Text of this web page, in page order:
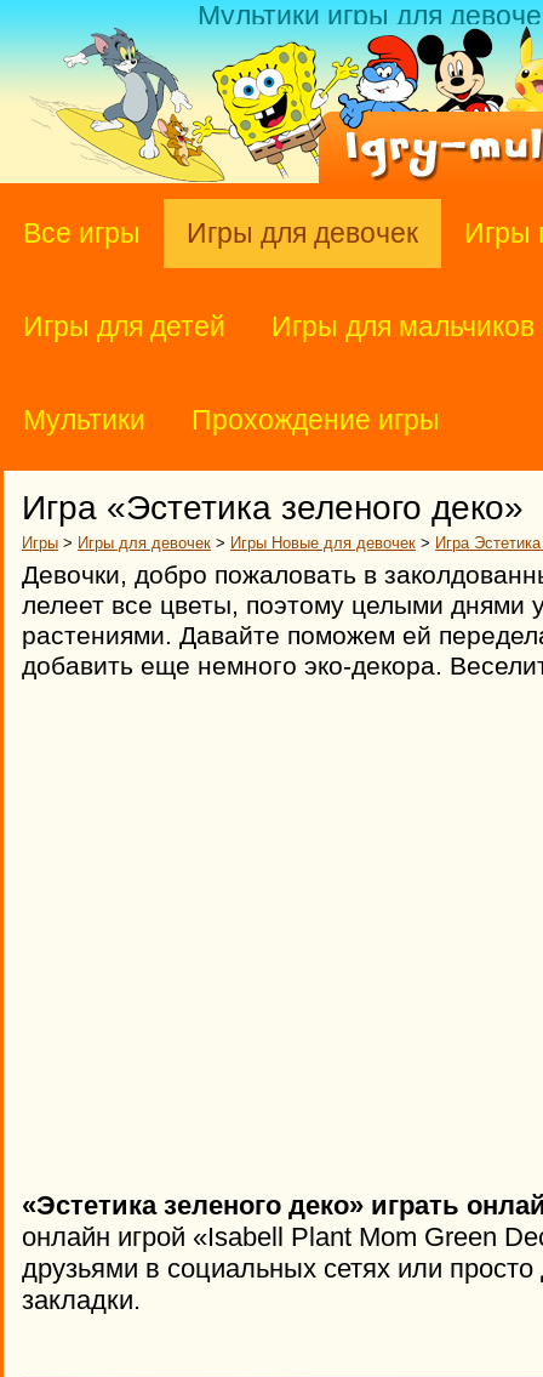
Мультики игры для
Все игры Игры для девочек Игры
Игры для детей Игры для мальчиков
Мультики Прохождение игры
Игра «Эстетика зеленого деко»
Игры > Игры для девочек > Игры Новые для девочек > Игра
Девочки, добро пожаловать в
лелеет все цветы, поэтому целыми днями
растениями. Давайте поможем ей
добавить еще немного эко-декора.
«Эстетика зеленого деко» играть
онлайн игрой «Isabell Plant Mom Green
друзьями в социальных сетях или просто
закладки.